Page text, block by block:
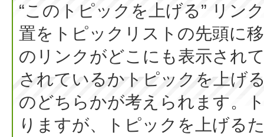
“このトピックを上げる” リン
置をトピックリストの先頭に
のリンクがどこにも表示され
されているかトピックを上げ
のどちらかが考えられます。
りますが、トピックを上げる